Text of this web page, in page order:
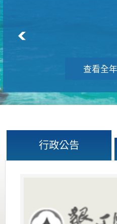
查看全
行政公告